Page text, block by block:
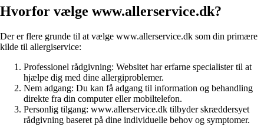
Hvorfor vælge www.allerservice.dk?
Der er flere grunde til at vælge www.allerservice.dk som din primære
kilde til allergiservice:
Professionel rådgivning: Websitet har erfarne specialister til at
hjælpe dig med dine allergiproblemer.
Nem adgang: Du kan få adgang til information og behandling
direkte fra din computer eller mobiltelefon.
Personlig tilgang: www.allerservice.dk tilbyder skræddersyet
rådgivning baseret på dine individuelle behov og symptomer.